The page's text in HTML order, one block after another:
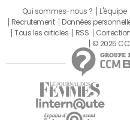
Qui sommes-nous ? L'équipe
Recrutement
Données
Tous les articles
RSS
© 2025